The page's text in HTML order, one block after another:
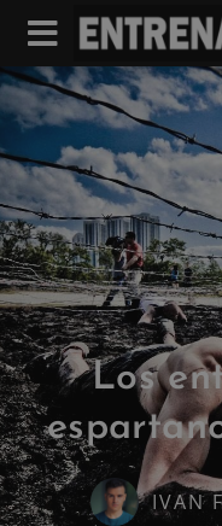
Los
IVAN